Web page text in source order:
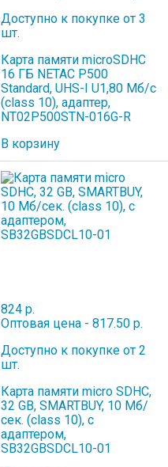
Доступно к покупке от 3
шт.
Карта памяти microSDHC
16 ГБ NETAC P500
Standard, UHS-I U1,80 Мб/с
(class 10), адаптер,
NT02P500STN-016G-R
В корзину
824 р.
Оптовая цена - 817.50 р.
Доступно к покупке от 2
шт.
Карта памяти micro SDHC,
32 GB, SMARTBUY, 10 Мб/
сек. (class 10), с
адаптером,
SB32GBSDCL10-01